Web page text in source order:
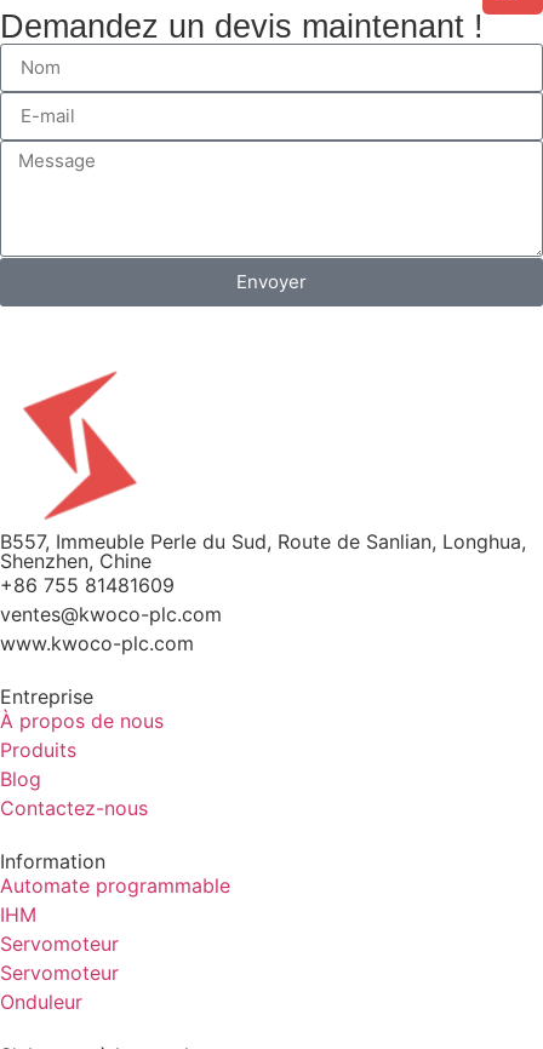
Demandez un devis maintenant !
Envoyer
B557, Immeuble Perle du Sud, Route de Sanlian, Longhua,
Shenzhen, Chine
+86 755 81481609
ventes@kwoco-plc.com
www.kwoco-plc.com
Entreprise
À propos de nous
Produits
Blog
Contactez-nous
Information
Automate programmable
IHM
Servomoteur
Servomoteur
Onduleur